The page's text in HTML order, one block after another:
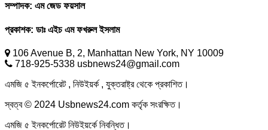
সম্পাদক: এম জেড ফয়সাল
প্রকাশক: ডাঃ এইচ এম ফখরুল ইসলাম
106 Avenue B, 2, Manhattan New York, NY 10009
718-925-5338 usbnews24@gmail.com
এমজি ৫ ইনকর্পোরেট , নিউইয়র্ক , যুক্তরাষ্ট্র থেকে প্রকাশিত।
স্বত্ব © 2024 Usbnews24.com কর্তৃক সংরক্ষিত।
এমজি ৫ ইনকর্পোরেট নিউইয়র্কে নিবন্ধিত।